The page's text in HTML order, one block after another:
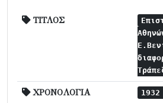
ΤΙΤΛΟΣ
ΧΡΟΝΟΛΟΓΙΑ